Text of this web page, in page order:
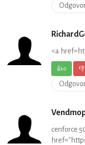
<a
👍0 👎
cenforce